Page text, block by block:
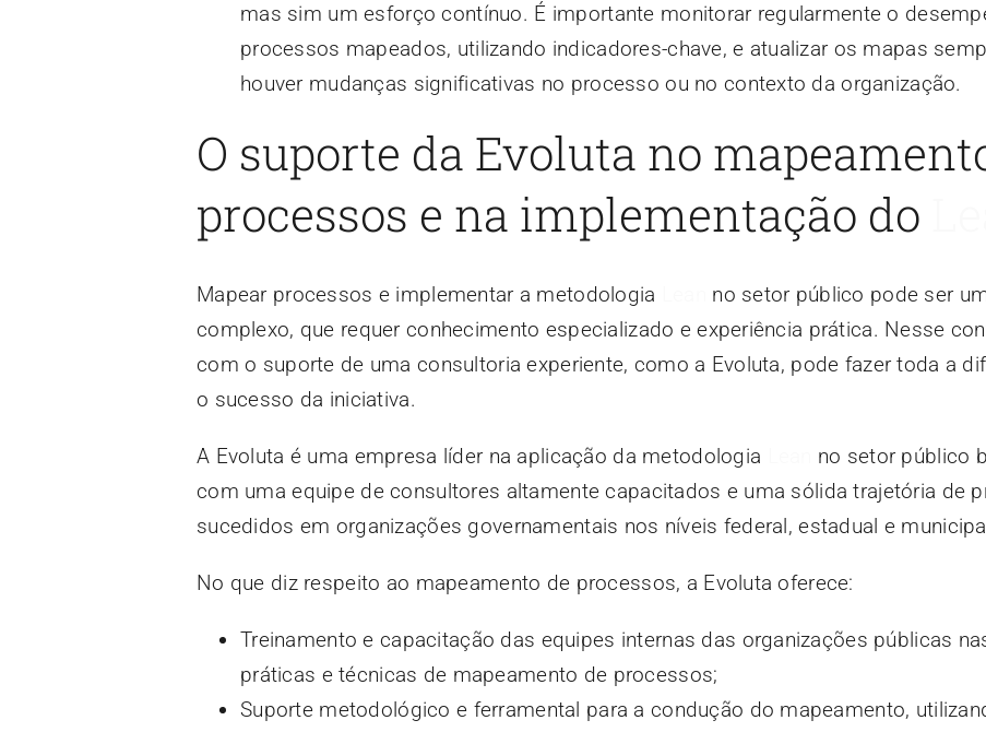
mas sim um esforço contínuo. É importante monitorar regularmente o
processos mapeados, utilizando indicadores-chave, e atualizar os mapas
houver mudanças significativas no processo ou no contexto da organização.
O suporte da Evoluta no
processos e na implementação do
Mapear processos e implementar a metodologia
no setor público pode ser
complexo, que requer conhecimento especializado e experiência prática. Nesse
com o suporte de uma consultoria experiente, como a Evoluta, pode fazer toda a
o sucesso da iniciativa.
A Evoluta é uma empresa líder na aplicação da metodologia
no setor público
com uma equipe de consultores altamente capacitados e uma sólida trajetória de
sucedidos em organizações governamentais nos níveis federal, estadual e
No que diz respeito ao mapeamento de processos, a Evoluta oferece:
Treinamento e capacitação das equipes internas das organizações públicas
práticas e técnicas de mapeamento de processos;
Suporte metodológico e ferramental para a condução do mapeamento,